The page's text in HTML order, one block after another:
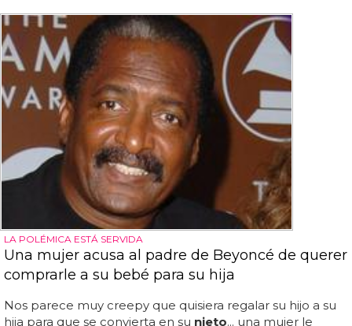
LA POLÉMICA ESTÁ SERVIDA
Una mujer acusa al padre de Beyoncé de querer
comprarle a su bebé para su hija
Nos parece muy creepy que quisiera regalar su hijo a su
hija para que se convierta en su nieto... una mujer le